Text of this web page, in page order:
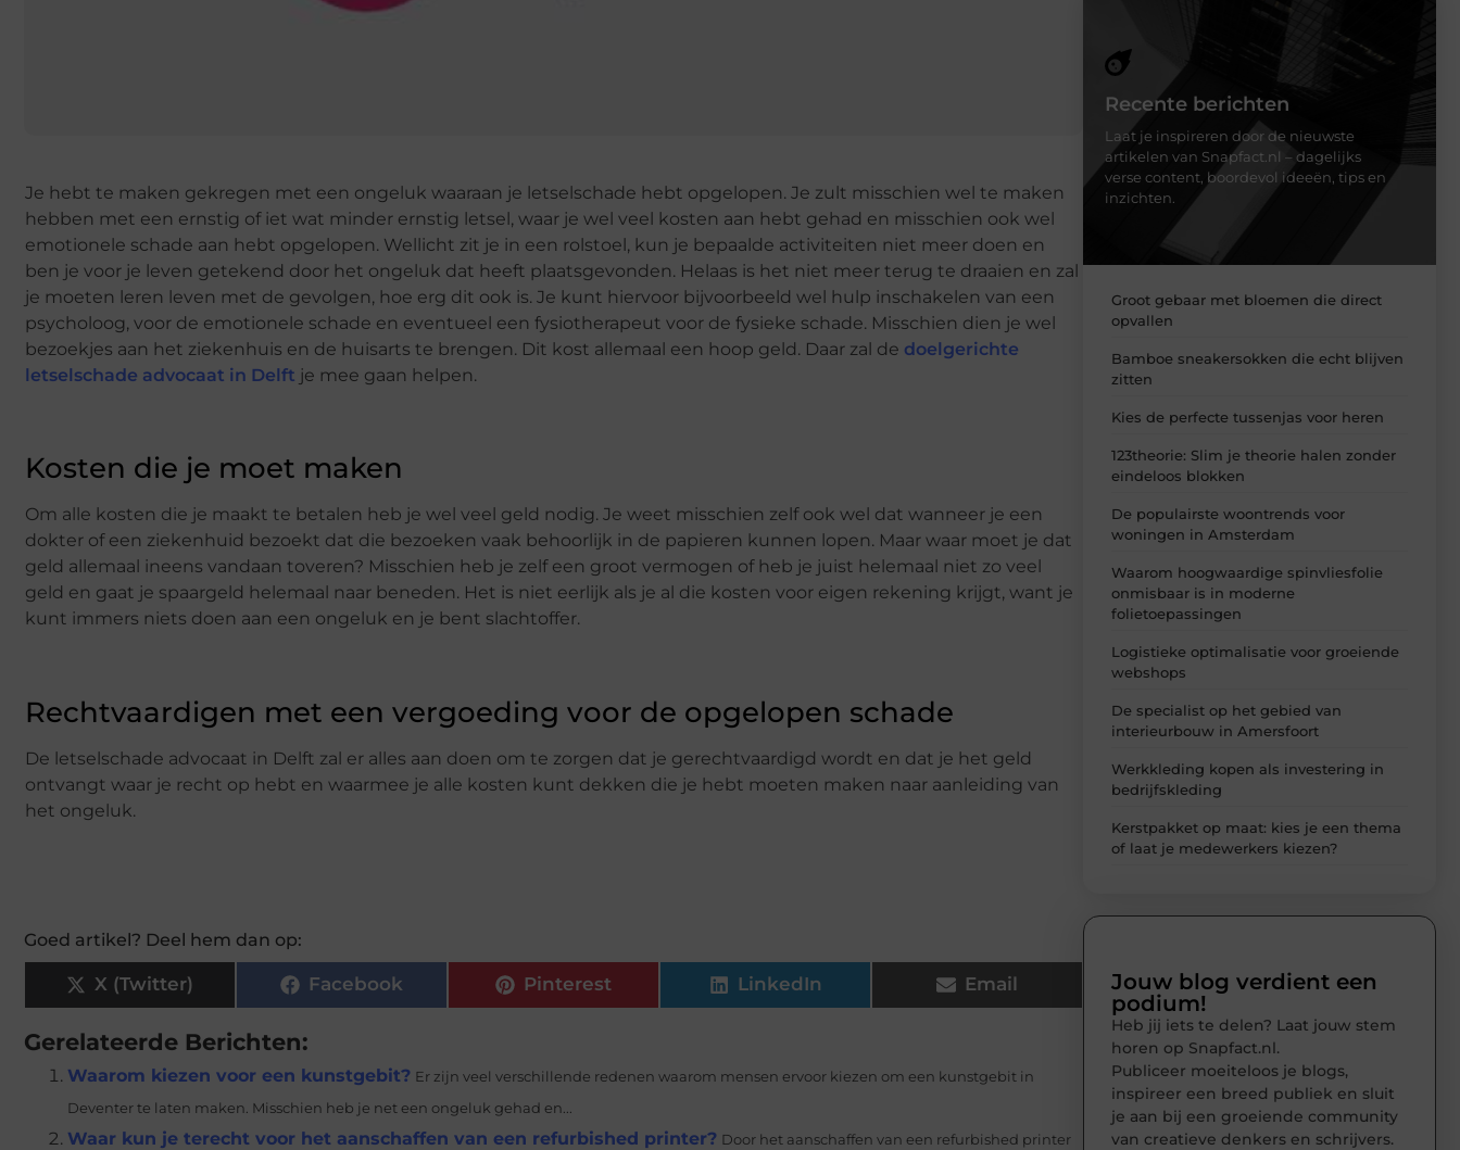
Je hebt te maken gekregen met een ongeluk waaraan je letselschade hebt opgelopen. Je zult misschien wel te maken
hebben met een ernstig of iet wat minder ernstig letsel, waar je wel veel kosten aan hebt gehad en misschien ook wel
emotionele schade aan hebt opgelopen. Wellicht zit je in een rolstoel, kun je bepaalde activiteiten niet meer doen en
ben je voor je leven getekend door het ongeluk dat heeft plaatsgevonden. Helaas is het niet meer terug te draaien en zal
je moeten leren leven met de gevolgen, hoe erg dit ook is. Je kunt hiervoor bijvoorbeeld wel hulp inschakelen van een
psycholoog, voor de emotionele schade en eventueel een fysiotherapeut voor de fysieke schade. Misschien dien je wel
bezoekjes aan het ziekenhuis en de huisarts te brengen. Dit kost allemaal een hoop geld. Daar zal de doelgerichte
letselschade advocaat in Delft je mee gaan helpen.
Kosten die je moet maken
Om alle kosten die je maakt te betalen heb je wel veel geld nodig. Je weet misschien zelf ook wel dat wanneer je een
dokter of een ziekenhuid bezoekt dat die bezoeken vaak behoorlijk in de papieren kunnen lopen. Maar waar moet je dat
geld allemaal ineens vandaan toveren? Misschien heb je zelf een groot vermogen of heb je juist helemaal niet zo veel
geld en gaat je spaargeld helemaal naar beneden. Het is niet eerlijk als je al die kosten voor eigen rekening krijgt, want je
kunt immers niets doen aan een ongeluk en je bent slachtoffer.
Rechtvaardigen met een vergoeding voor de opgelopen schade
De letselschade advocaat in Delft zal er alles aan doen om te zorgen dat je gerechtvaardigd wordt en dat je het geld
ontvangt waar je recht op hebt en waarmee je alle kosten kunt dekken die je hebt moeten maken naar aanleiding van
het ongeluk.
Goed artikel? Deel hem dan op:
X (Twitter) Facebook Pinterest LinkedIn Email
Gerelateerde Berichten:
Waarom kiezen voor een kunstgebit? Er zijn veel verschillende redenen waarom mensen ervoor kiezen om een kunstgebit in
Deventer te laten maken. Misschien heb je net een ongeluk gehad en...
Waar kun je terecht voor het aanschaffen van een refurbished printer? Door het aanschaffen van een refurbished printer
Recente berichten
Laat je inspireren door de nieuwste
artikelen van Snapfact.nl – dagelijks
verse content, boordevol ideeën, tips en
inzichten.
Groot gebaar met bloemen die direct
opvallen
Bamboe sneakersokken die echt blijven
zitten
Kies de perfecte tussenjas voor heren
123theorie: Slim je theorie halen zonder
eindeloos blokken
De populairste woontrends voor
woningen in Amsterdam
Waarom hoogwaardige spinvliesfolie
onmisbaar is in moderne
folietoepassingen
Logistieke optimalisatie voor groeiende
webshops
De specialist op het gebied van
interieurbouw in Amersfoort
Werkkleding kopen als investering in
bedrijfskleding
Kerstpakket op maat: kies je een thema
of laat je medewerkers kiezen?
Jouw blog verdient een
podium!
Heb jij iets te delen? Laat jouw stem
horen op Snapfact.nl.
Publiceer moeiteloos je blogs,
inspireer een breed publiek en sluit
je aan bij een groeiende community
van creatieve denkers en schrijvers.